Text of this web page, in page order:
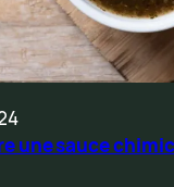
une sauce